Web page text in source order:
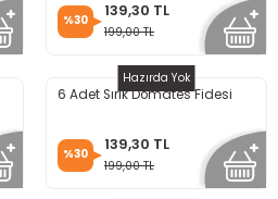
%30
139,30 TL
199,00 TL
Hazırda Yok
6 Adet Sırık Domates Fidesi
%30
139,30 TL
199,00 TL